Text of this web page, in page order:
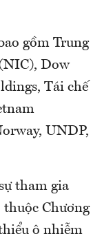
gồm Trung
Dow
Tái chế
UNDP,
tham gia
thuộc Chương
ô nhiễm